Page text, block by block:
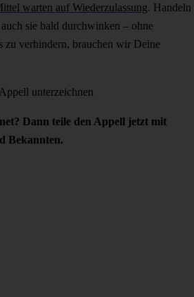
warten auf Wiederzulassung. Handeln
sie bald durchwinken – ohne
zu verhindern, brauchen wir Deine
unterzeichnen
Dann teile den Appell jetzt mit
Bekannten.